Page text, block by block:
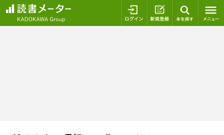
ログイン 新規登録